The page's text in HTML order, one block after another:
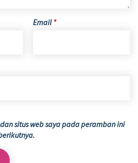
Email *
situs web saya pada peramban ini